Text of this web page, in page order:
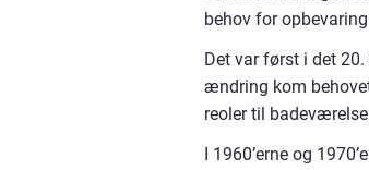
behov for
Det var først i det
ændring kom
reoler til
I 1960’erne og